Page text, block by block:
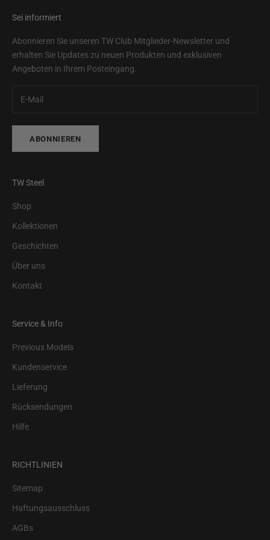
Sei informiert
Abonnieren Sie unseren TW Club Mitglieder-Newsletter und
erhalten Sie Updates zu neuen Produkten und exklusiven
Angeboten in Ihrem Posteingang.
ABONNIEREN
TW Steel
Shop
Kollektionen
Geschichten
Über uns
Kontakt
Service & Info
Previous Models
Kundenservice
Lieferung
Rücksendungen
Hilfe
RICHTLINIEN
Sitemap
Haftungsausschluss
AGBs